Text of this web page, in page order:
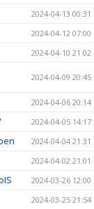
2024-04-13 00:31
2024-04-12 07:00
2024-04-10 21:02
2024-04-09 20:45
2024-04-06 20:14
2024-04-05 14:17
2024-04-04 21:31
2024-04-02 21:01
2024-03-26 12:00
2024-03-25 21:54